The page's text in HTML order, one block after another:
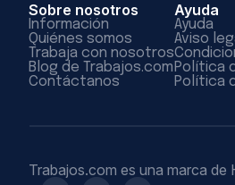
Sobre nosotros
Información
Quiénes somos
Trabaja con nosotros
Blog de Trabajos.com
Contáctanos
Ayuda
Ayuda
Aviso
Política
Política
Trabajos.com es una marca de